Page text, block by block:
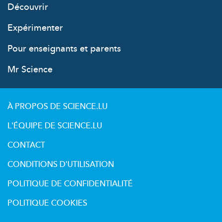
Découvrir
Expérimenter
Pour enseignants et parents
Mr Science
À PROPOS DE SCIENCE.LU
L'ÉQUIPE DE SCIENCE.LU
CONTACT
CONDITIONS D'UTILISATION
POLITIQUE DE CONFIDENTIALITÉ
POLITIQUE COOKIES